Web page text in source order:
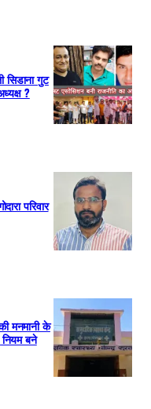
सिडाना गुट
?
परिवार
मनमानी के
बने